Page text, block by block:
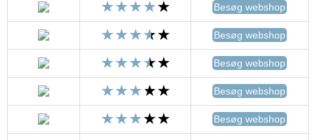
Besøg webshop
Besøg webshop
Besøg webshop
Besøg webshop
Besøg webshop